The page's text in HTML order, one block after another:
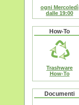
ogni Mercoledì
dalle 19:00
How-To
Trashware
How-To
Documenti